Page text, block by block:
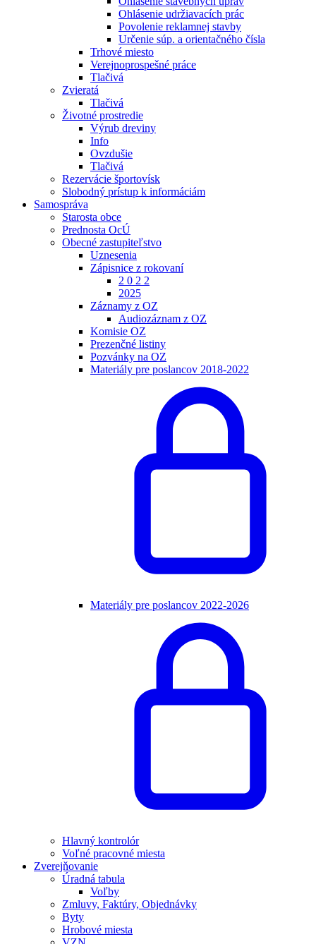
Ohlásenie udržiavacích prác
Povolenie reklamnej stavby
Určenie súp. a orientačného čísla
Trhové miesto
Verejnoprospešné práce
Tlačivá
Zvieratá
Tlačivá
Životné prostredie
Výrub dreviny
Info
Ovzdušie
Tlačivá
Rezervácie športovísk
Slobodný prístup k informáciám
Samospráva
Starosta obce
Prednosta OcÚ
Obecné zastupiteľstvo
Uznesenia
Zápisnice z rokovaní
2 0 2 2
2025
Záznamy z OZ
Audiozáznam z OZ
Komisie OZ
Prezenčné listiny
Pozvánky na OZ
Materiály pre poslancov 2018-2022
Materiály pre poslancov 2022-2026
Hlavný kontrolór
Voľné pracovné miesta
Zverejňovanie
Úradná tabula
Voľby
Zmluvy, Faktúry, Objednávky
Byty
Hrobové miesta